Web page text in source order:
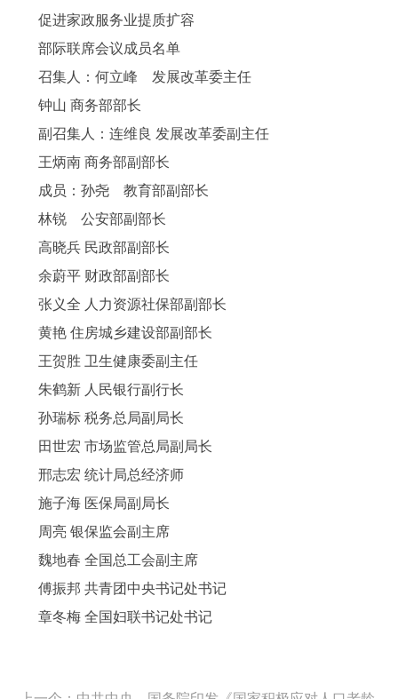
促进家政服务业提质扩容
部际联席会议成员名单
召集人：何立峰 发展改革委主任
钟山 商务部部长
副召集人：连维良 发展改革委副主任
王炳南 商务部副部长
成员：孙尧 教育部副部长
林锐 公安部副部长
高晓兵 民政部副部长
余蔚平 财政部副部长
张义全 人力资源社保部副部长
黄艳 住房城乡建设部副部长
王贺胜 卫生健康委副主任
朱鹤新 人民银行副行长
孙瑞标 税务总局副局长
田世宏 市场监管总局副局长
邢志宏 统计局总经济师
施子海 医保局副局长
周亮 银保监会副主席
魏地春 全国总工会副主席
傅振邦 共青团中央书记处书记
章冬梅 全国妇联书记处书记